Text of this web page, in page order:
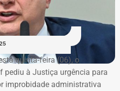
quinta-feira (06), o
pediu à Justiça urgência para
improbidade administrativa